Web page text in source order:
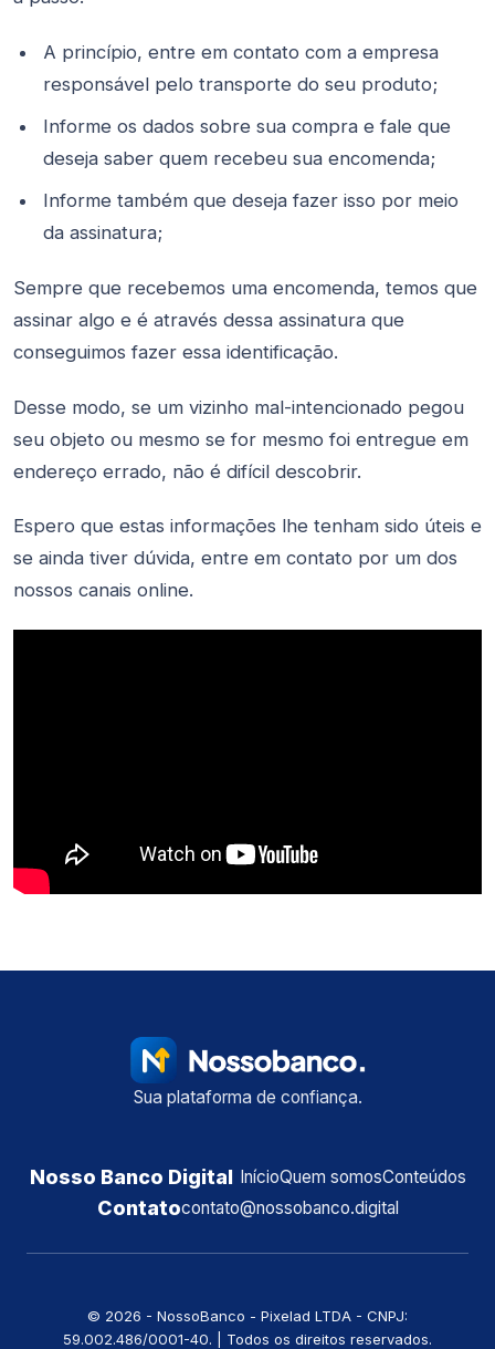
A princípio, entre em contato com a empresa
responsável pelo transporte do seu produto;
Informe os dados sobre sua compra e fale que
deseja saber quem recebeu sua encomenda;
Informe também que deseja fazer isso por meio
da assinatura;
Sempre que recebemos uma encomenda, temos que
assinar algo e é através dessa assinatura que
conseguimos fazer essa identificação.
Desse modo, se um vizinho mal-intencionado pegou
seu objeto ou mesmo se for mesmo foi entregue em
endereço errado, não é difícil descobrir.
Espero que estas informações lhe tenham sido úteis e
se ainda tiver dúvida, entre em contato por um dos
nossos canais online.
Sua plataforma de confiança.
Nosso Banco Digital InícioQuem somosConteúdos
Contatocontato@nossobanco.digital
©️ 2026 - NossoBanco - Pixelad LTDA - CNPJ:
59.002.486/0001-40. | Todos os direitos reservados.